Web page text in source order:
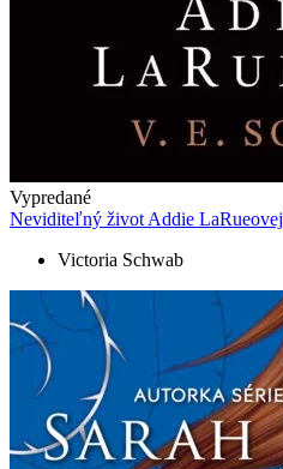
Vypredané
Neviditeľný život Addie LaRueovej
Victoria Schwab